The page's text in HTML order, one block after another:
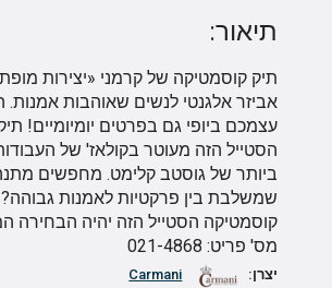
תיאור:
תיק קוסמטיקה של קרמני «יצירות
אביזר אלגנטי לנשים שאוהבות אמנות.
עצמכם ביופי גם בפרטים יומיומיים!
הסטייל הזה מעוטר בקולאז' של
ביותר של גוסטב קלימט. מחפשים
שמשלבת בין פרקטיות לאמנות
קוסמטיקה הסטייל הזה יהיה הבחירה
מס' פריט: 021-4868
יצרן:
Carmani